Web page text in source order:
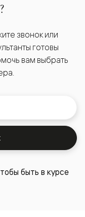
звонок или
готовы
вам выбрать
быть в курсе